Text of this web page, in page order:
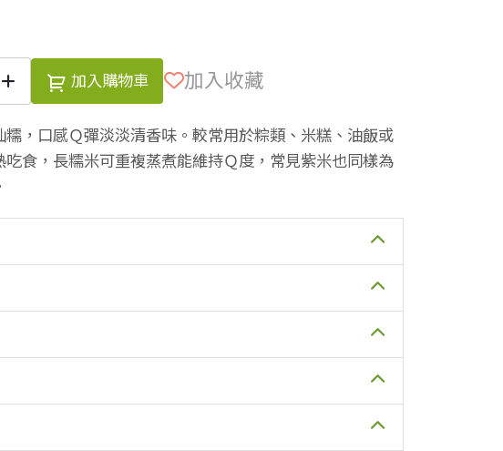
加入購物車 加入收藏
糯，口感Ｑ彈淡淡清香味。較常用於粽類、米糕、油飯或
吃食，長糯米可重複蒸煮能維持Ｑ度，常見紫米也同樣為